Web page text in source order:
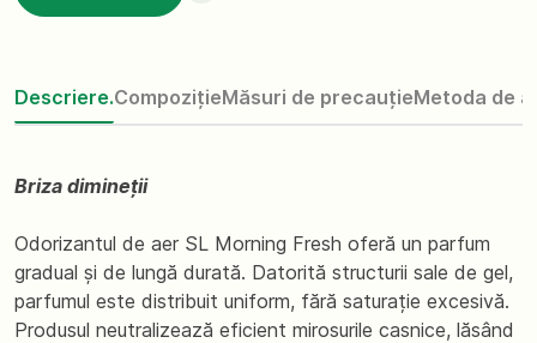
Descriere.CompozițieMăsuri de precauțieMetoda de
Briza dimineții
Odorizantul de aer SL Morning Fresh oferă un parfum
gradual și de lungă durată. Datorită structurii sale de gel,
parfumul este distribuit uniform, fără saturație excesivă.
Produsul neutralizează eficient mirosurile casnice, lăsând